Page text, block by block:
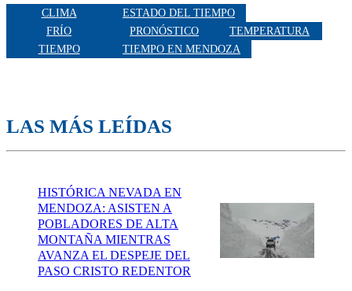
CLIMA
ESTADO DEL TIEMPO
FRÍO
PRONÓSTICO
TEMPERATURA
TIEMPO
TIEMPO EN MENDOZA
LAS MÁS LEÍDAS
HISTÓRICA NEVADA EN
MENDOZA: ASISTEN A
POBLADORES DE ALTA
MONTAÑA MIENTRAS
AVANZA EL DESPEJE DEL
PASO CRISTO REDENTOR